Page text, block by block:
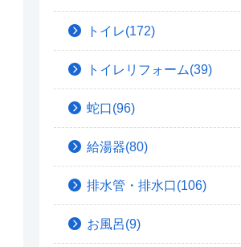
トイレ(172)
トイレリフォーム(39)
蛇口(96)
給湯器(80)
排水管・排水口(106)
お風呂(9)